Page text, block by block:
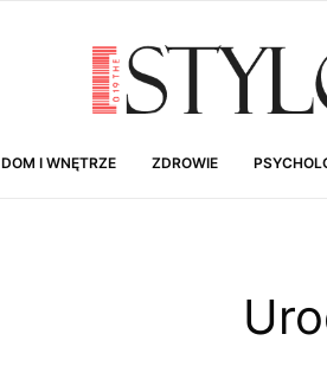
DOM I WNĘTRZE ZDROWIE